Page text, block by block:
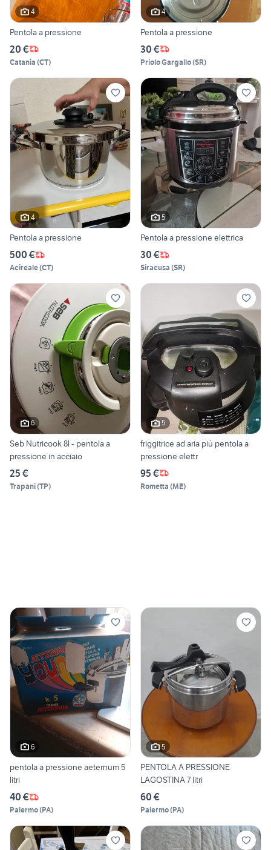
4
Pentola a pressione
20 €
Catania (CT)
4
Pentola a pressione
30 €
Priolo Gargallo(SR)
4
Pentola a pressione
500 €
Acireale(CT)
5
Pentola a pressione elettrica
30 €
Siracusa (SR)
6
Seb Nutricook 8l - pentola a
pressione in acciaio
25 €
Trapani(TP)
5
friggitrice ad aria più pentola a
pressione elettr
95 €
Rometta (ME)
6
pentola a pressione aeternum 5
litri
40 €
Palermo(PA)
5
PENTOLA A PRESSIONE
LAGOSTINA 7 litri
60 €
Palermo(PA)